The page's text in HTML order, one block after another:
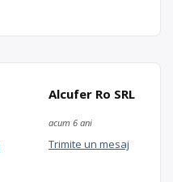
Alcufer Ro SRL
acum 6 ani
Trimite un mesaj